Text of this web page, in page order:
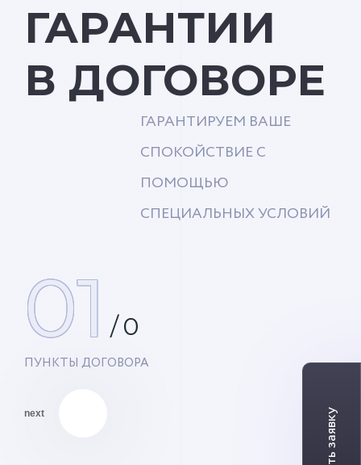
ГАРАНТИИ
В ДОГОВОРЕ
ГАРАНТИРУЕМ ВАШЕ
СПОКОЙСТВИЕ С
ПОМОЩЬЮ
СПЕЦИАЛЬНЫХ УСЛОВИЙ
01 /0
ПУНКТЫ ДОГОВОРА
next